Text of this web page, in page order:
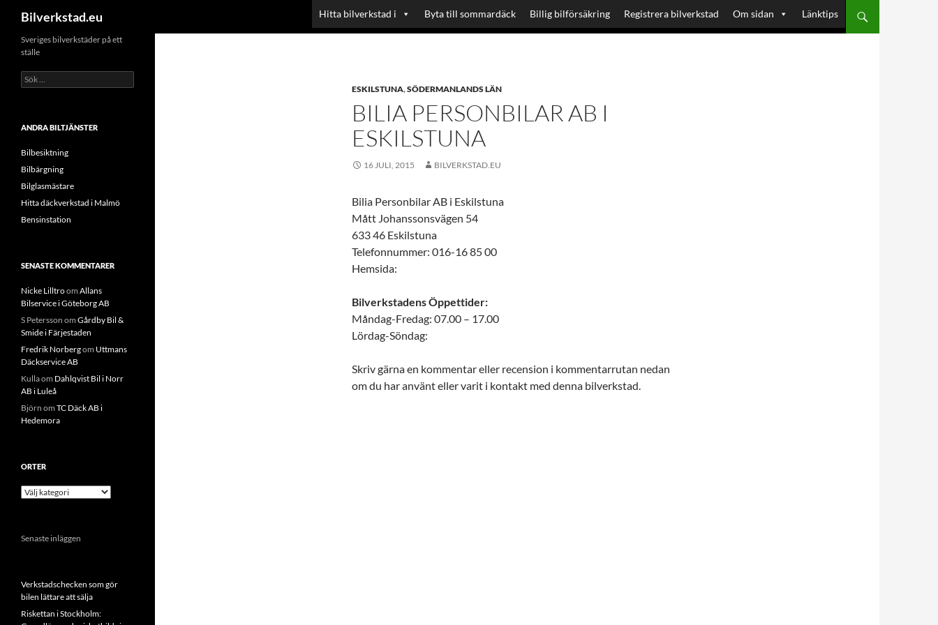
Hoppa
innehåll
Bilverkstad.eu Hitta bilverkstad i Byta till sommardäck Billig bilförsäkring Registrera bilverkstad Om sidan Länktips
ESKILSTUNA,SÖDERMANLANDS LÄN
BILIA PERSONBILAR AB I
ESKILSTUNA
16 JULI, 2015 BILVERKSTAD.EU
Bilia Personbilar AB i Eskilstuna
Mått Johanssonsvägen 54
633 46 Eskilstuna
Telefonnummer: 016-16 85 00
Hemsida:
Bilverkstadens Öppettider:
Måndag-Fredag: 07.00 – 17.00
Lördag-Söndag:
Skriv gärna en kommentar eller recension i kommentarrutan nedan
om du har använt eller varit i kontakt med denna bilverkstad.
Sveriges bilverkstäder på ett
ställe
Sök
efter:
ANDRA BILTJÄNSTER
Bilbesiktning
Bilbärgning
Bilglasmästare
Hitta däckverkstad i Malmö
Bensinstation
SENASTE KOMMENTARER
Nicke Lilltroom Allans
Bilservice i Göteborg AB
S Petersson om Gårdby Bil &
Smide i Färjestaden
Fredrik Norbergom Uttmans
Däckservice AB
Kullaom Dahlqvist Bil i Norr
AB i Luleå
Björn om TC Däck AB i
Hedemora
ORTER
Orter
Senaste inläggen
Verkstadschecken som gör
bilen lättare att sälja
Riskettan i Stockholm: